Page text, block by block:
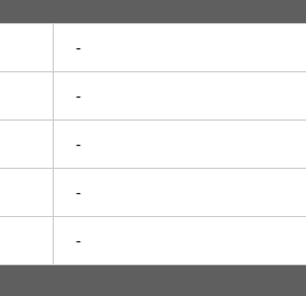
-
-
-
-
-